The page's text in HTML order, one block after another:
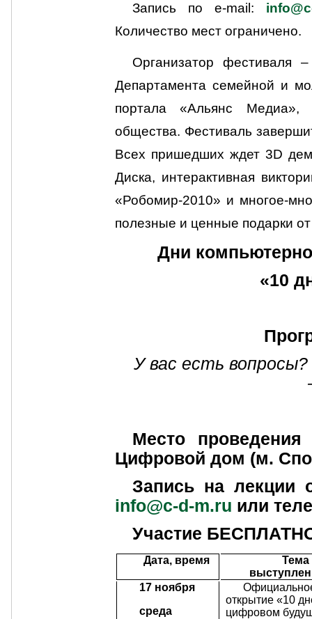
Запись по e-mail:
Количество мест ограничено.
Организатор фестиваля
Департамента семейной и
портала «Альянс Медиа»,
общества. Фестиваль
Всех пришедших ждет 3D
Диска, интерактивная
«Робомир-2010» и многое-
полезные и ценные подарки
Дни
«10
У вас есть
Место
Цифровой дом (м.
Запись на лекции
info@c-d-m.ru или
Участие
Дата, время
Тема
17 ноября
среда
открытие «10
цифровом